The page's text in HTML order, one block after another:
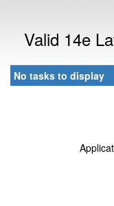
Valid 14e
No tasks to display